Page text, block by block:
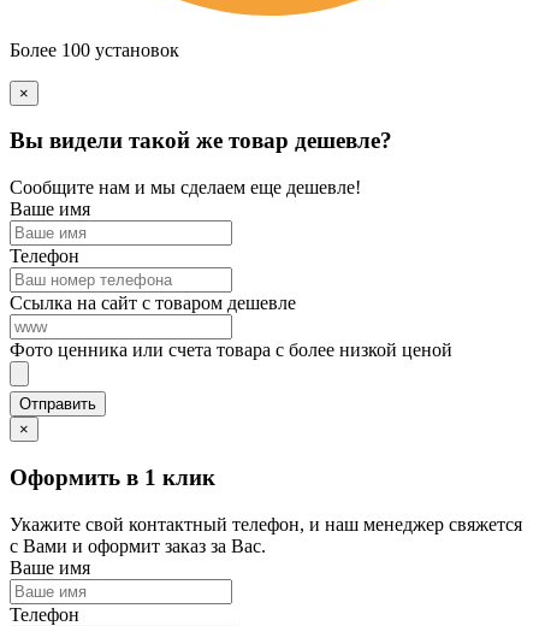
Более 100 установок
×
Вы видели такой же товар дешевле?
Сообщите нам и мы сделаем еще дешевле!
Ваше имя
Телефон
Ссылка на сайт с товаром дешевле
Фото ценника или счета товара с более низкой ценой
×
Оформить в 1 клик
Укажите свой контактный телефон, и наш менеджер свяжется
с Вами и оформит заказ за Вас.
Ваше имя
Телефон